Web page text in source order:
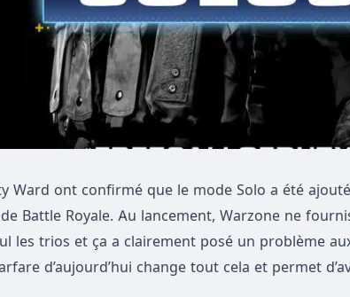
Ward ont confirmé que le mode Solo a été
Battle Royale. Au lancement, Warzone ne
les trios et ça a clairement posé un problème
d’aujourd’hui change tout cela et permet